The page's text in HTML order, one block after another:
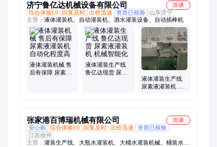
济宁鲁亿达机械设备有限公司
洽谈
综合体验L0
回复及时 出价迅速 资质已核验
山东济宁
主营： 液体灌装机、自动灌装机、酒水灌装设备、自动插棒机
液体灌装机械 售
后有保障 尿素液
液体灌装生产线
鲁亿达现货 尿素
液体灌装生产线
尿素液灌装机 鲁
张家港百博瑞机械有限公司
洽谈
安心购
综合体验L0 回复及时 出价迅速
资质已核验
江苏徐州
主营： 灌装生产线、大瓶水灌装机、大桶水灌装机械、桶装水生